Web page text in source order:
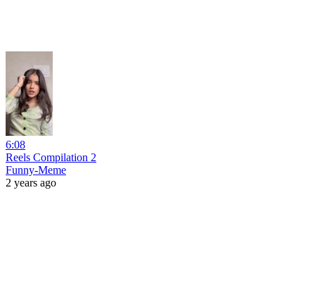
6:08
Reels Compilation 2
Funny-Meme
2 years ago